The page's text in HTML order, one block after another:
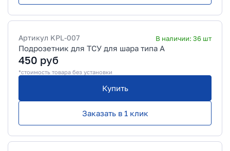
Артикул KPL-007 В наличии: 36 шт
Подрозетник для ТСУ для шара типа А
450 руб
*стоимость товара без установки
Купить
Заказать в 1 клик